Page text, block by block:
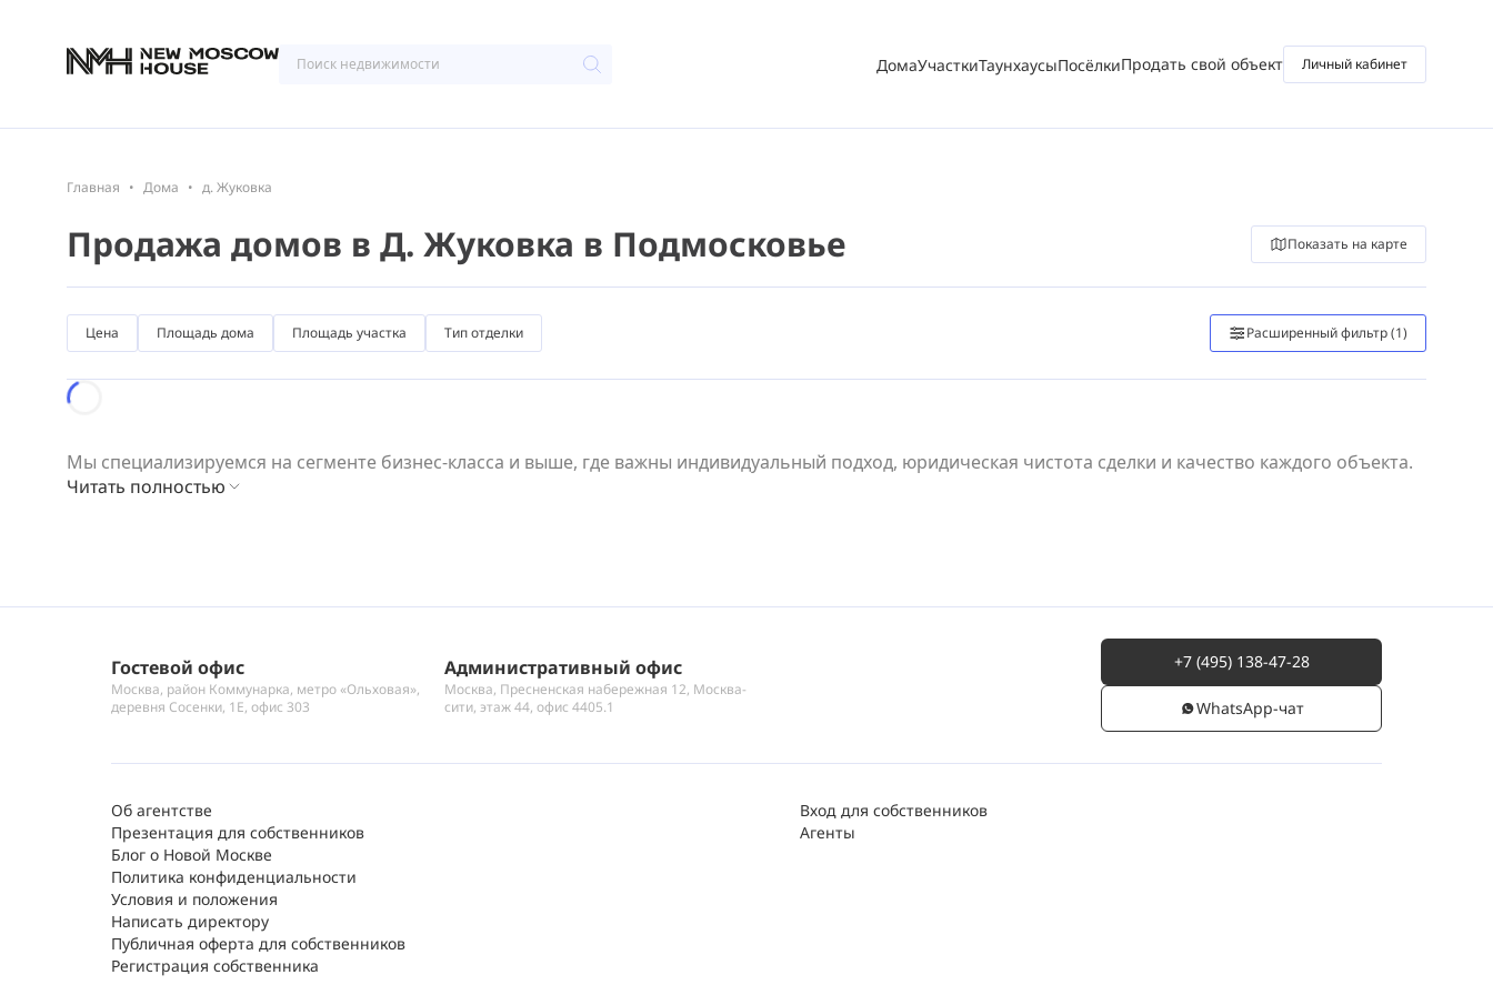
ДомаУчасткиТаунхаусыПосёлкиПродать свой объект Личный кабинет
Главная Дома д. Жуковка
Продажа домов в Д. Жуковка в Подмосковье Показать на карте
Цена Площадь дома Площадь участка Тип отделки Расширенный фильтр(1)
Loading...
Мы специализируемся на сегменте бизнес-класса и выше, где важны индивидуальный подход, юридическая чистота сделки и качество каждого объекта.
Читать полностью
Гостевой офис
Москва, район Коммунарка, метро «Ольховая»,
деревня Сосенки, 1Е, офис 303
Административный офис
Москва, Пресненская набережная 12, Москва-
сити, этаж 44, офис 4405.1
+7 (495) 138-47-28
WhatsАpp-чат
Об агентстве
Презентация для собственников
Блог о Новой Москве
Политика конфиденциальности
Условия и положения
Написать директору
Публичная оферта для собственников
Регистрация собственника
Вход для собственников
Агенты